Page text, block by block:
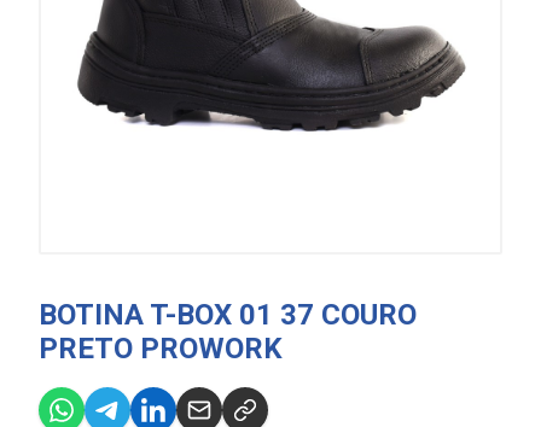
BOTINA T-BOX 01 37 COURO
PRETO PROWORK